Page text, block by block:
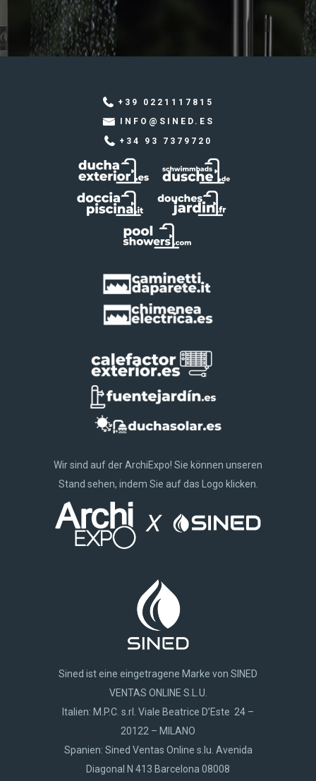
+39 0221117815
INFO@SINED.ES
+34 93 7379720
Wir sind auf der ArchiExpo! Sie können unseren
Stand sehen, indem Sie auf das Logo klicken.
Sined ist eine eingetragene Marke von SINED
VENTAS ONLINE S.L.U.
Italien: M.P.C. s.rl. Viale Beatrice D’Este 24 –
20122 – MILANO
Spanien: Sined Ventas Online s.lu. Avenida
Diagonal N 413 Barcelona 08008